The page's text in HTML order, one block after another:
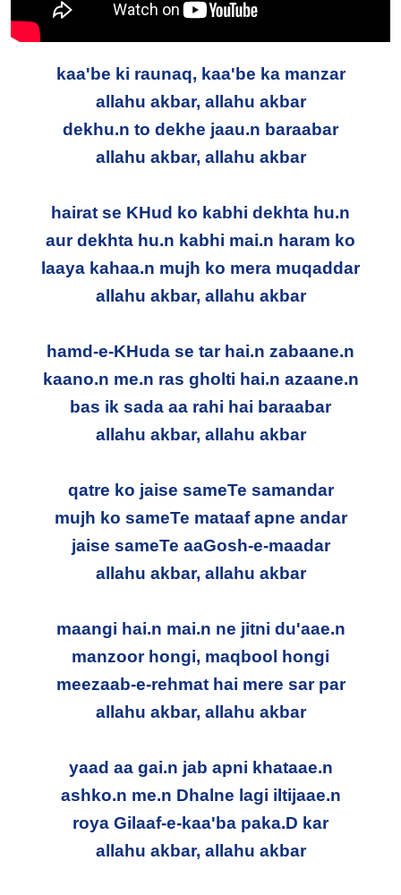
kaa'be ki raunaq, kaa'be ka manzar
allahu akbar, allahu akbar
dekhu.n to dekhe jaau.n baraabar
allahu akbar, allahu akbar
hairat se KHud ko kabhi dekhta hu.n
aur dekhta hu.n kabhi mai.n haram ko
laaya kahaa.n mujh ko mera muqaddar
allahu akbar, allahu akbar
hamd-e-KHuda se tar hai.n zabaane.n
kaano.n me.n ras gholti hai.n azaane.n
bas ik sada aa rahi hai baraabar
allahu akbar, allahu akbar
qatre ko jaise sameTe samandar
mujh ko sameTe mataaf apne andar
jaise sameTe aaGosh-e-maadar
allahu akbar, allahu akbar
maangi hai.n mai.n ne jitni du'aae.n
manzoor hongi, maqbool hongi
meezaab-e-rehmat hai mere sar par
allahu akbar, allahu akbar
yaad aa gai.n jab apni khataae.n
ashko.n me.n Dhalne lagi iltijaae.n
roya Gilaaf-e-kaa'ba paka.D kar
allahu akbar, allahu akbar